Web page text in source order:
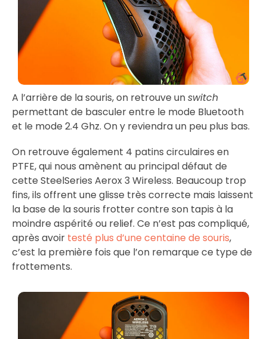
A l’arrière de la souris, on retrouve unswitch
permettant de basculer entre le mode Bluetooth
et le mode 2.4 Ghz. On y reviendra un peu plus bas.
On retrouve également 4 patins circulaires en
PTFE, qui nous amènent au principal défaut de
cette SteelSeries Aerox 3 Wireless. Beaucoup trop
fins, ils offrent une glisse très correcte mais laissent
la base de la souris frotter contre son tapis à la
moindre aspérité ou relief. Ce n’est pas compliqué,
après avoir testé plus d’une centaine de souris,
c’est la première fois que l’on remarque ce type de
frottements.